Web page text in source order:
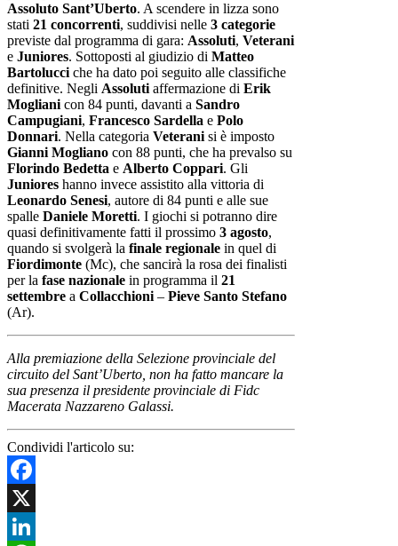
Assoluto Sant’Uberto. A scendere in lizza sono
stati 21 concorrenti, suddivisi nelle 3 categorie
previste dal programma di gara: Assoluti, Veterani
e Juniores. Sottoposti al giudizio di Matteo
Bartolucci che ha dato poi seguito alle classifiche
definitive. Negli Assoluti affermazione di Erik
Mogliani con 84 punti, davanti a Sandro
Campugiani, Francesco Sardella e Polo
Donnari. Nella categoria Veterani si è imposto
Gianni Mogliano con 88 punti, che ha prevalso su
Florindo Bedetta e Alberto Coppari. Gli
Juniores hanno invece assistito alla vittoria di
Leonardo Senesi, autore di 84 punti e alle sue
spalle Daniele Moretti. I giochi si potranno dire
quasi definitivamente fatti il prossimo 3 agosto,
quando si svolgerà la finale regionale in quel di
Fiordimonte (Mc), che sancirà la rosa dei finalisti
per la fase nazionale in programma il 21
settembre a Collacchioni – Pieve Santo Stefano
(Ar).
Alla premiazione della Selezione provinciale del
circuito del Sant’Uberto, non ha fatto mancare la
sua presenza il presidente provinciale di Fidc
Macerata Nazzareno Galassi.
Condividi l'articolo su:
Facebook
X